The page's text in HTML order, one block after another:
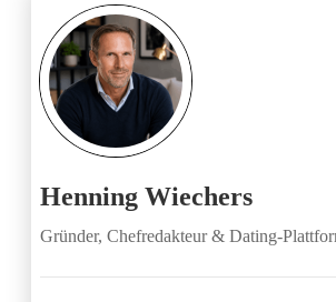
Henning Wiechers
Gründer, Chefredakteur & Dating-